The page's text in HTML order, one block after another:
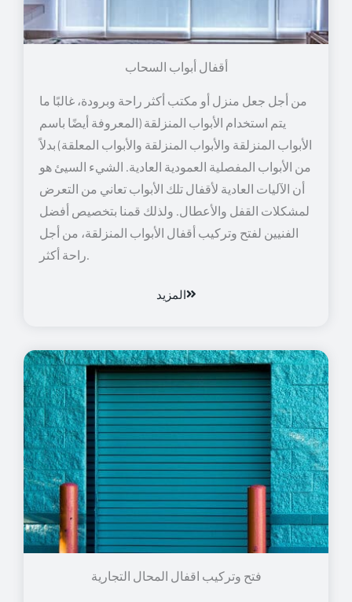
أقفال أبواب السحاب
من أجل جعل منزل أو مكتب أكثر راحة وبرودة، غالبًا ما
يتم استخدام الأبواب المنزلقة (المعروفة أيضًا باسم
الأبواب المنزلقة والأبواب المنزلقة والأبواب المعلقة) بدلاً
من الأبواب المفصلية العمودية العادية. الشيء السيئ هو
أن الآليات العادية لأقفال تلك الأبواب تعاني من التعرض
لمشكلات القفل والأعطال. ولذلك قمنا بتخصيص أفضل
الفنيين لفتح وتركيب أقفال الأبواب المنزلقة، من أجل
راحة أكثر.
المزيد
فتح وتركيب اقفال المحال التجارية